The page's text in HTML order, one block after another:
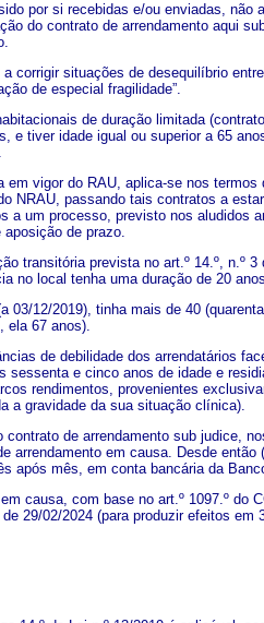
por si recebidas e/ou enviadas, não
do contrato de arrendamento aqui
corrigir situações de desequilíbrio
de especial fragilidade”.
de duração limitada
e tiver idade igual ou superior a 65
vigor do RAU, aplica-se nos termos
NRAU, passando tais contratos a
a um processo, previsto nos aludidos
de prazo.
transitória prevista no art.º 14.º, n.º 3
no local tenha uma duração de 20
12/2019), tinha mais de 40
ela 67 anos).
de debilidade dos arrendatários
sessenta e cinco anos de idade e
rendimentos, provenientes
a gravidade da sua situação clínica).
de arrendamento sub judice,
arrendamento em causa. Desde então
após mês, em conta bancária da
causa, com base no art.º 1097.º do
29/02/2024 (para produzir efeitos em